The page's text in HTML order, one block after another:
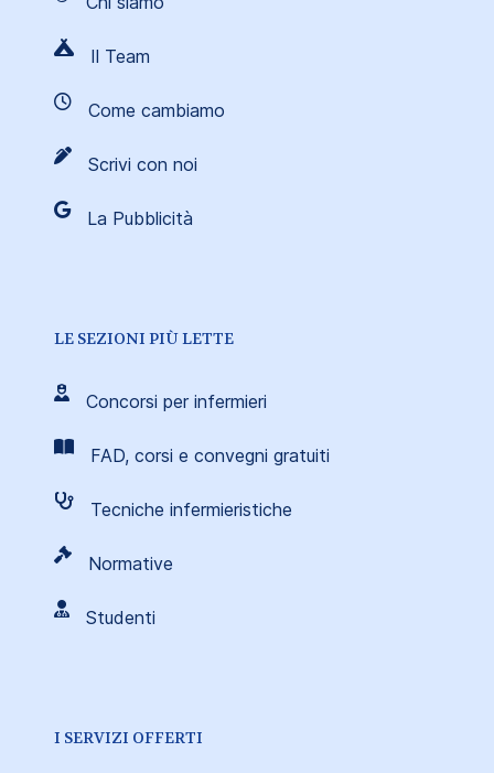
Il Team
Come cambiamo
Scrivi con noi
La Pubblicità
LE SEZIONI PIÙ LETTE
Concorsi per infermieri
FAD, corsi e convegni gratuiti
Tecniche infermieristiche
Normative
Studenti
I SERVIZI OFFERTI